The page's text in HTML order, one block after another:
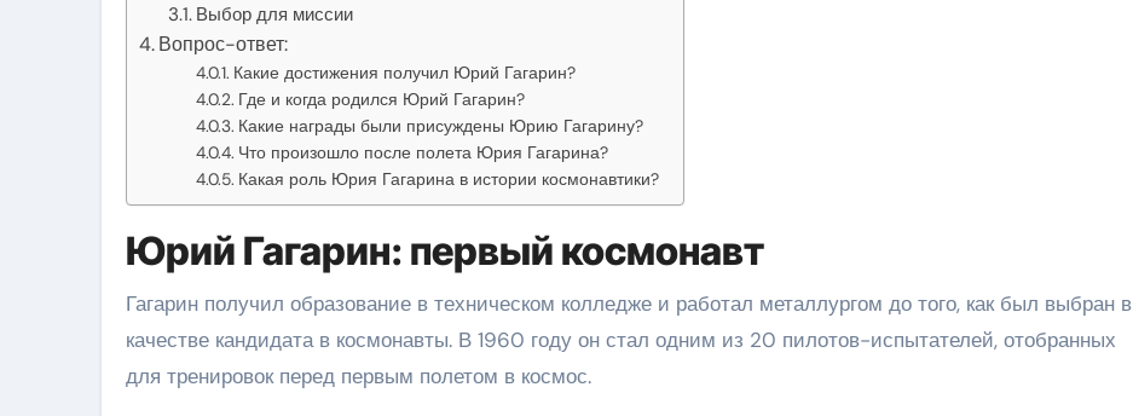
Выбор для миссии
Вопрос-ответ:
Какие достижения получил Юрий Гагарин?
Где и когда родился Юрий Гагарин?
Какие награды были присуждены Юрию Гагарину?
Что произошло после полета Юрия Гагарина?
Какая роль Юрия Гагарина в истории космонавтики?
Юрий Гагарин: первый космонавт
Гагарин получил образование в техническом колледже и работал металлургом до того, как был выбран в
качестве кандидата в космонавты. В 1960 году он стал одним из 20 пилотов-испытателей, отобранных
для тренировок перед первым полетом в космос.